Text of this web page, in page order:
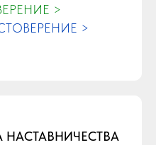
>
>
НАСТАВНИЧЕСТВА